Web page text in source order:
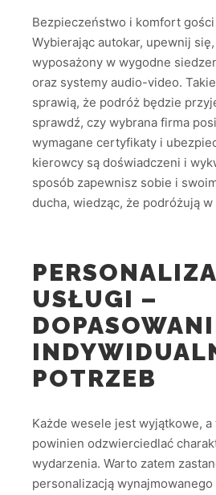
Bezpieczeństwo i komfort
Wybierając autokar, upewnij
wyposażony w wygodne
oraz systemy audio-video.
sprawią, że podróż będzie
sprawdź, czy wybrana firma
wymagane certyfikaty i
kierowcy są doświadczeni i
sposób zapewnisz sobie i
ducha, wiedząc, że podróżują
USŁUGI –
POTRZEB
Każde wesele jest wyjątkowe,
powinien odzwierciedlać
wydarzenia. Warto zatem
personalizacją